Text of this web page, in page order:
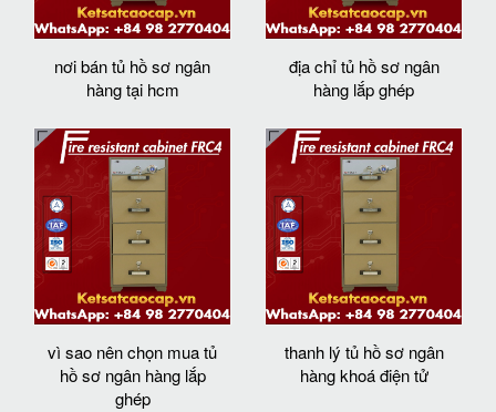
nơi bán tủ hồ sơ ngân
hàng tại hcm
địa chỉ tủ hồ sơ ngân
hàng lắp ghép
vì sao nên chọn mua tủ
hồ sơ ngân hàng lắp
ghép
thanh lý tủ hồ sơ ngân
hàng khoá điện tử